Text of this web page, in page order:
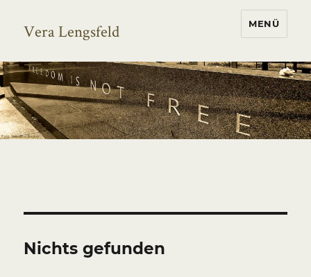
Vera Lengsfeld MENÜ
Nichts gefunden